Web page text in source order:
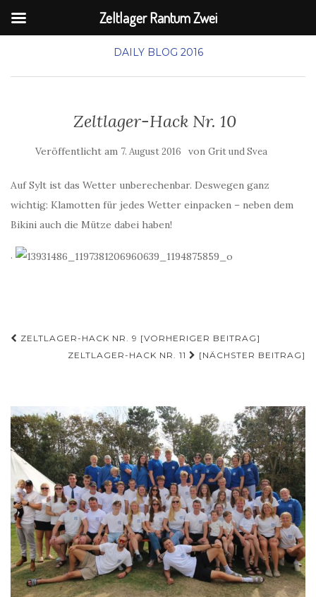
DAILY BLOG 2016
Zeltlager-Hack Nr. 10
Veröffentlicht am 7. August 2016 von Grit und Svea
Auf Sylt ist das Wetter unberechenbar. Deswegen ganz
wichtig: Klamotten für jedes Wetter einpacken – neben dem
Bikini auch die Mütze dabei haben!
.
Beitragsnavigation
ZELTLAGER-HACK NR. 9 [VORHERIGER BEITRAG]
ZELTLAGER-HACK NR. 11
[NÄCHSTER BEITRAG]
Zeltlager Rantum Zwei